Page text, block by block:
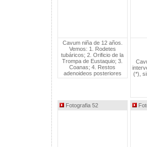
Cavum niña de 12 años.
Vemos: 1. Rodetes
tubáricos; 2. Orificio de la
Trompa de Eustaquio; 3.
Coanas; 4. Restos
adenoideos posteriores
(*),
Fotografia 52